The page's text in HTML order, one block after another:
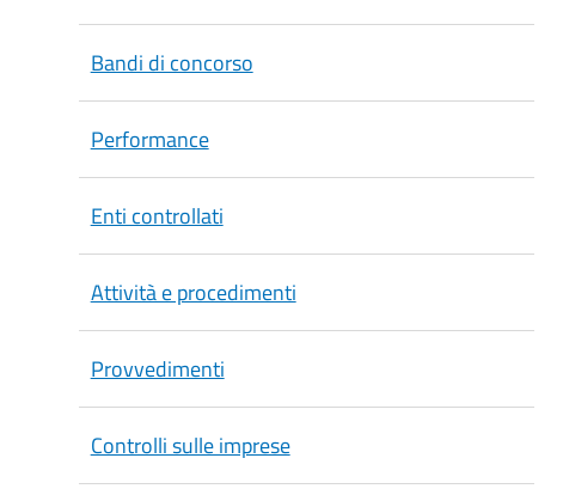
Bandi di concorso
Performance
Enti controllati
Attività e procedimenti
Provvedimenti
Controlli sulle imprese